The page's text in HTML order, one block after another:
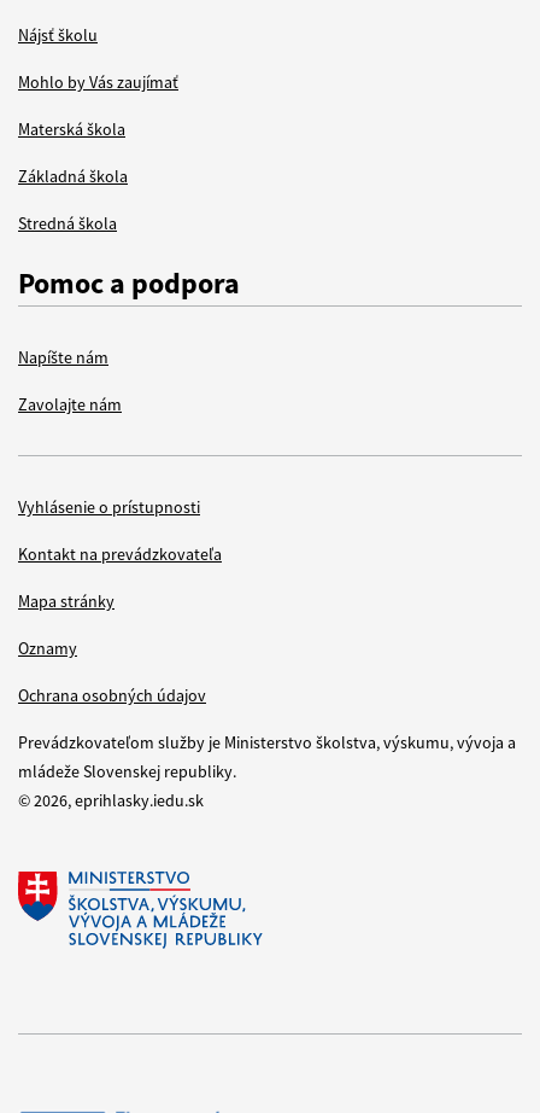
Nájsť školu
Mohlo by Vás zaujímať
Materská škola
Základná škola
Stredná škola
Pomoc a podpora
Napíšte nám
Zavolajte nám
Items
Vyhlásenie o prístupnosti
Kontakt na prevádzkovateľa
Mapa stránky
Oznamy
Ochrana osobných údajov
Prevádzkovateľom služby je Ministerstvo školstva, výskumu, vývoja a
mládeže Slovenskej republiky.
© 2026, eprihlasky.iedu.sk